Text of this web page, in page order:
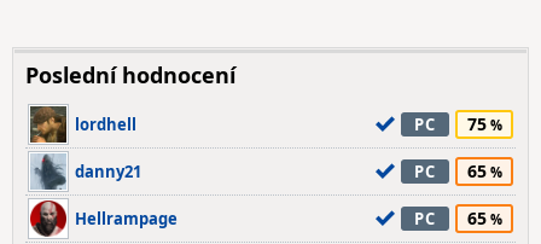
Poslední hodnocení
lordhell PC 75
danny21 PC 65
Hellrampage PC 65